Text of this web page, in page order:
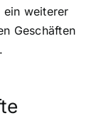
ein weiterer
Geschäften